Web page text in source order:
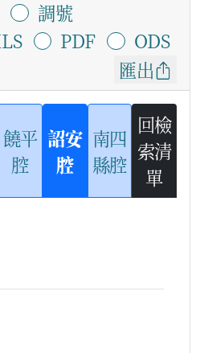
調號
PDF
ODS
匯出
饒平
腔
詔安
腔
南四
縣腔
回檢
索清
單